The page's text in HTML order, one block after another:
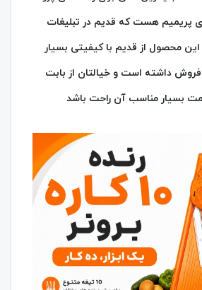
پریمیم هست که قدیم در تبلیغات
محصول از قدیم با کیفیتی بسیار
داشته است و خیالتان از بابت
بسیار مناسب آن راحت باشد